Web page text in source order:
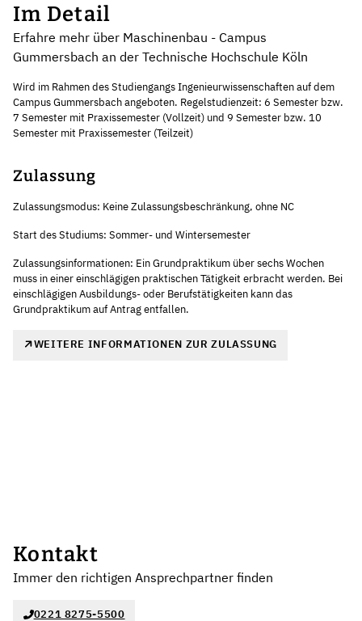
Im Detail
Erfahre mehr über Maschinenbau - Campus
Gummersbach an der Technische Hochschule Köln
Wird im Rahmen des Studiengangs Ingenieurwissenschaften auf dem
Campus Gummersbach angeboten. Regelstudienzeit: 6 Semester bzw.
7 Semester mit Praxissemester (Vollzeit) und 9 Semester bzw. 10
Semester mit Praxissemester (Teilzeit)
Zulassung
Zulassungsmodus: Keine Zulassungsbeschränkung, ohne NC
Start des Studiums: Sommer- und Wintersemester
Zulassungsinformationen: Ein Grundpraktikum über sechs Wochen
muss in einer einschlägigen praktischen Tätigkeit erbracht werden. Bei
einschlägigen Ausbildungs- oder Berufstätigkeiten kann das
Grundpraktikum auf Antrag entfallen.
WEITERE INFORMATIONEN ZUR ZULASSUNG
Kontakt
Immer den richtigen Ansprechpartner finden
0221 8275-5500